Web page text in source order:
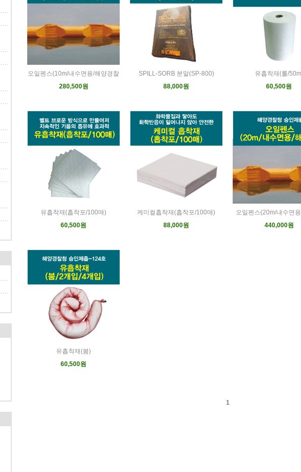
오일펜스(10m/내수면용/해양경찰
280,500원
SPILL-SORB 분말(SP-800)
88,000원
유흡착재(롤/
60,500원
유흡착재(흡착포/100매)
60,500원
케미컬흡착재(흡착포/100매)
88,000원
오일펜스(20m/내수면
440,000원
유흡착재(붐)
60,500원
1